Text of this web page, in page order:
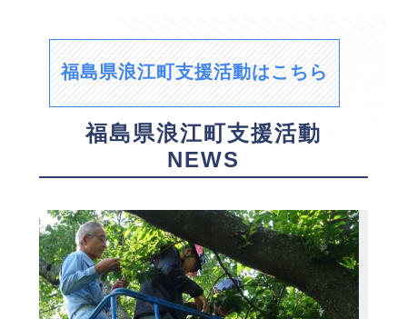
福島県浪江町支援活動はこちら
福島県浪江町支援活動
NEWS